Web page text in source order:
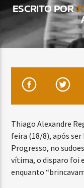
ESCRITO POR
Thiago Alexandre
feira (18/8), após
Progresso, no
vítima, o disparo foi
enquanto